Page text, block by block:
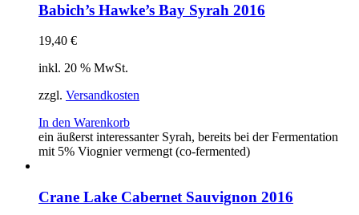
Babich’s Hawke’s Bay Syrah 2016
19,40 €
inkl. 20 % MwSt.
zzgl. Versandkosten
In den Warenkorb
ein äußerst interessanter Syrah, bereits bei der Fermentation
mit 5% Viognier vermengt (co-fermented)
Crane Lake Cabernet Sauvignon 2016